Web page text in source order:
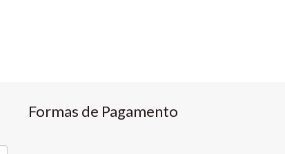
Formas de Pagamento